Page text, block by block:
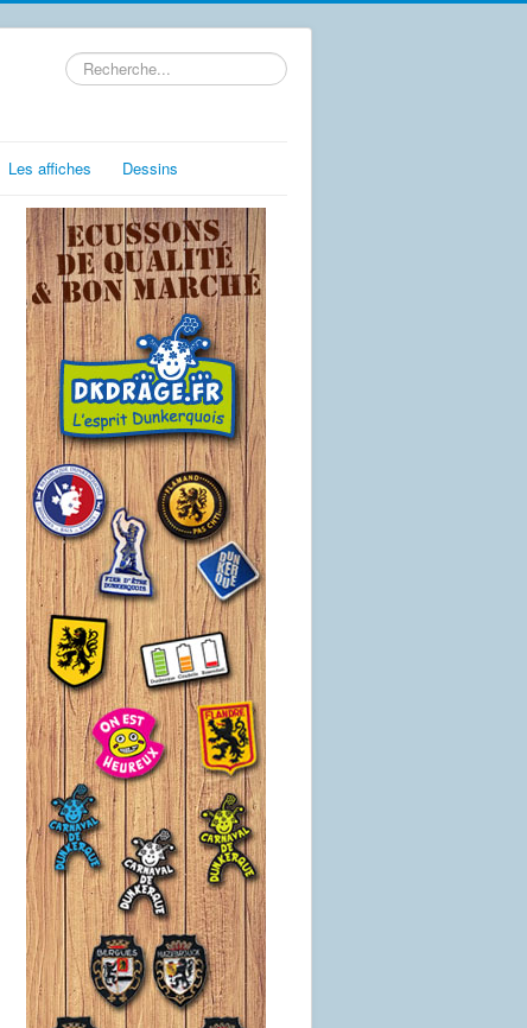
Rechercher
Les affiches Dessins